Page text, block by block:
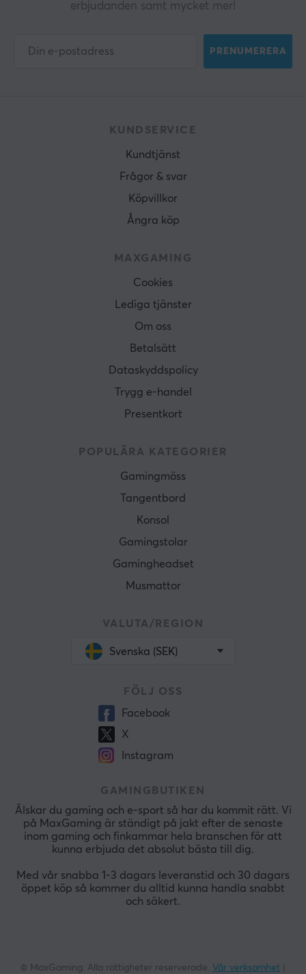
erbjudanden samt mycket mer!
PRENUMERERA
KUNDSERVICE
Kundtjänst
Frågor & svar
Köpvillkor
Ångra köp
MAXGAMING
Cookies
Lediga tjänster
Om oss
Betalsätt
Dataskyddspolicy
Trygg e-handel
Presentkort
POPULÄRA KATEGORIER
Gamingmöss
Tangentbord
Konsol
Gamingstolar
Gamingheadset
Musmattor
VALUTA/REGION
Svenska (SEK)
FÖLJ OSS
Facebook
X
Instagram
GAMINGBUTIKEN
Älskar du gaming och e-sport så har du kommit rätt. Vi
på MaxGaming är ständigt på jakt efter de senaste
inom gaming och finkammar hela branschen för att
kunna erbjuda det absolut bästa till dig.
Med vår snabba 1-3 dagars leveranstid och 30 dagars
öppet köp så kommer du alltid kunna handla snabbt
och säkert.
© MaxGaming. Alla rättigheter reserverade. Vår verksamhet